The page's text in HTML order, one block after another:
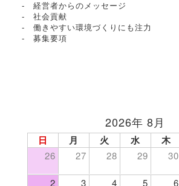
- 経営者からのメッセージ
- 社会貢献
- 働きやすい環境づくりにも注力
- 募集要項
2026年 8月
日 月 火 水 木
26 27 28 29 30
2 3 4 5 6